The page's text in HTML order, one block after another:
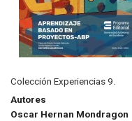
Colección Experiencias 9.
Autores
Oscar Hernan Mondragon